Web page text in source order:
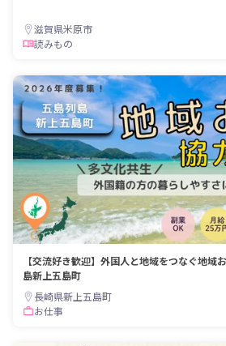
滋賀県米原市
読みもの
【交流好き歓迎】外国人と地域をつなぐ地域
島新上五島町
長崎県新上五島町
お仕事